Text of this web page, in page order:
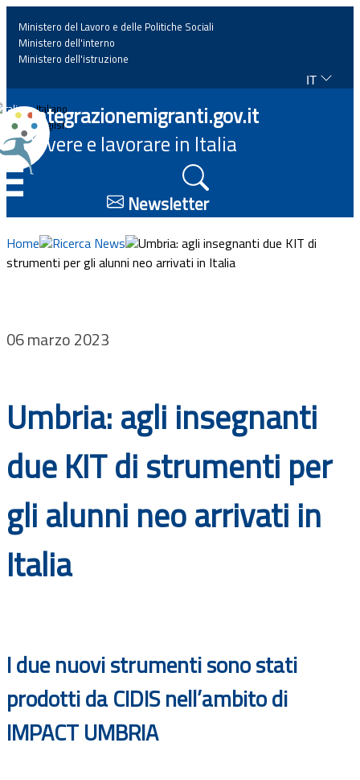
Home
News
Approfondimenti
Eventi
Progetti
Bandi
Guide
Ministero del Lavoro e delle Politiche Sociali
Ministero dell'interno
Ministero dell'istruzione
IT
Italiano
English
Integrazionemigranti.gov.it
Vivere e lavorare in Italia
Newsletter
Home Ricerca News
Umbria: agli insegnanti due KIT di
strumenti per gli alunni neo arrivati in Italia
06 marzo 2023
Umbria: agli insegnanti
due KIT di strumenti per
gli alunni neo arrivati in
Italia
I due nuovi strumenti sono stati
prodotti da CIDIS nell’ambito di
IMPACT UMBRIA